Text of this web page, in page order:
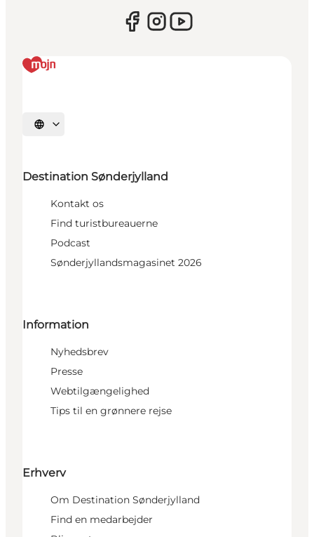
Vælg sprog
Destination Sønderjylland
Kontakt os
Find turistbureauerne
Podcast
Sønderjyllandsmagasinet 2026
Information
Nyhedsbrev
Presse
Webtilgængelighed
Tips til en grønnere rejse
Erhverv
Om Destination Sønderjylland
Find en medarbejder